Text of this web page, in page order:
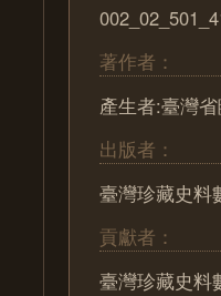
著作者：
產生者:臺灣
出版者：
臺灣珍藏史料
貢獻者：
臺灣珍藏史料